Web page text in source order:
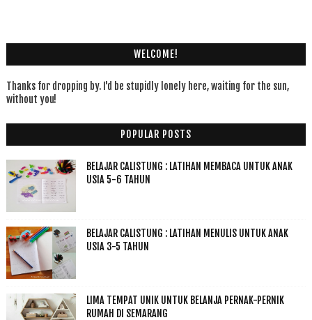
WELCOME!
Thanks for dropping by. I'd be stupidly lonely here, waiting for the sun,
without you!
POPULAR POSTS
BELAJAR CALISTUNG : LATIHAN MEMBACA UNTUK ANAK
USIA 5-6 TAHUN
BELAJAR CALISTUNG : LATIHAN MENULIS UNTUK ANAK
USIA 3-5 TAHUN
LIMA TEMPAT UNIK UNTUK BELANJA PERNAK-PERNIK
RUMAH DI SEMARANG